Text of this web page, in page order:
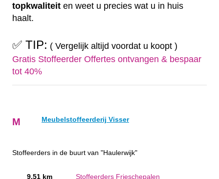
topkwaliteit en weet u precies wat u in huis
haalt.
✅ TIP: ( Vergelijk altijd voordat u koopt )
Gratis Stoffeerder Offertes ontvangen & bespaar
tot 40%
M Meubelstoffeerderij Visser
Stoffeerders in de buurt van "Haulerwijk"
9.51 km Stoffeerders Frieschepalen